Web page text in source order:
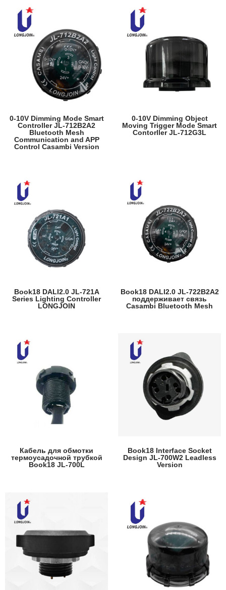
0-10V Dimming Mode Smart
Controller JL-712B2A2
Bluetooth Mesh
Communication and APP
Control Casambi Version
0-10V Dimming Object
Moving Trigger Mode Smart
Contorller JL-712G3L
Book18 DALI2.0 JL-721A
Series Lighting Controller
LONGJOIN
Book18 DALI2.0 JL-722B2A2
поддерживает связь
Casambi Bluetooth Mesh
Кабель для обмотки
термоусадочной трубкой
Book18 JL-700L
Book18 Interface Socket
Design JL-700W2 Leadless
Version